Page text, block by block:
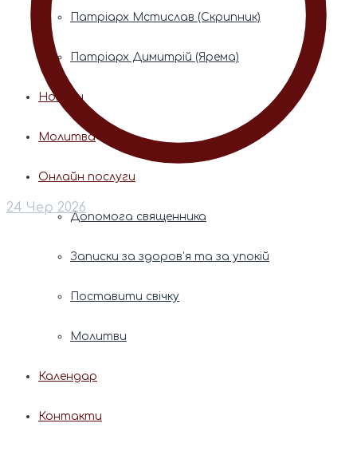
Патріарх Мстислав (Скрипник)
Патріарх Димитрій (Ярема)
Новини
Молитва
Онлайн послуги
Допомога священника
Записки за здоров’я та за упокій
Поставити свічку
Молитви
Календар
Контакти
24 Чер 2026